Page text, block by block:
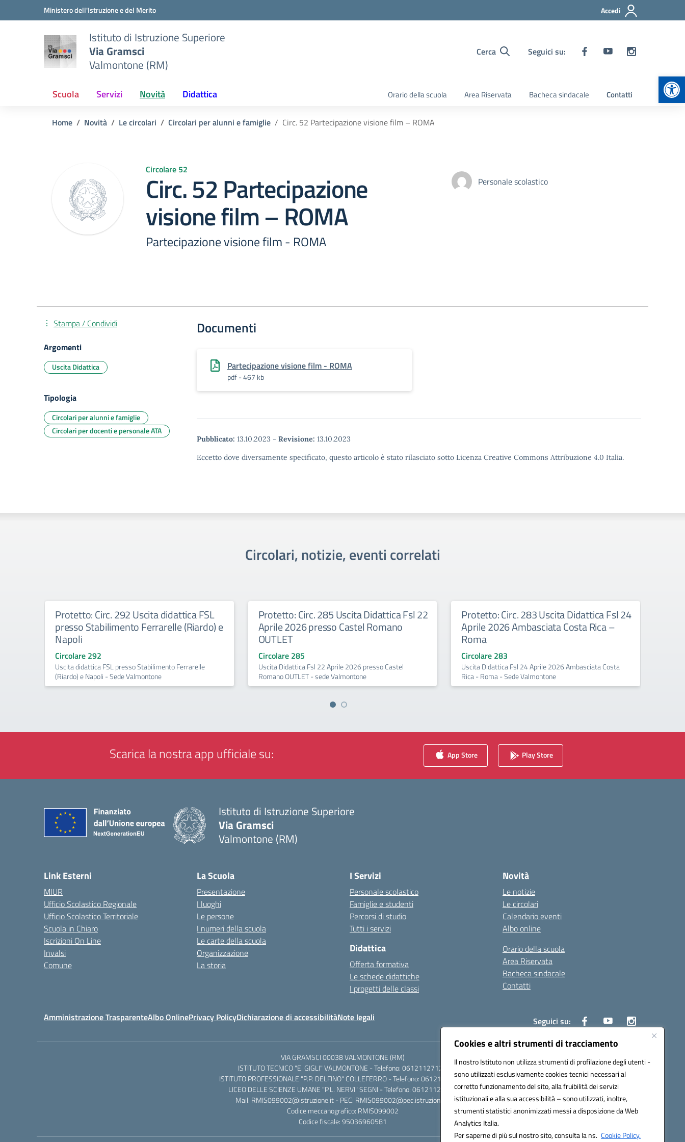
Cookies e altri strumenti di tracciamento
Il nostro Istituto non utilizza strumenti di profilazione degli utenti -
sono utilizzati esclusivamente cookies tecnici necessari al
corretto funzionamento del sito, alla fruibilità dei servizi
istituzionali e alla sua accessibilità – sono utilizzati, inoltre,
strumenti statistici anonimizzati messi a disposizione da Web
Analytics Italia.
Per saperne di più sul nostro sito, consulta la ns. Cookie Policy.
Vai ai contenuti
Vai al menu di navigazioneMinistero dell'Istruzione e del Merito Accedi
Istituto di Istruzione Superiore
Via Gramsci
Valmontone (RM)
Cerca Seguici su:
Scuola Servizi Novità Didattica Orario della scuola Area Riservata Bacheca sindacale Contatti
Home Novità Le circolari Circolari per alunni e famiglie Circ. 52 Partecipazione visione film – ROMA
Circolare 52
Circ. 52 Partecipazione
visione film – ROMA
Partecipazione visione film - ROMA
Personale scolastico
Documenti
Partecipazione visione film - ROMA
pdf - 467 kb
Pubblicato: 13.10.2023 - Revisione: 13.10.2023
Eccetto dove diversamente specificato, questo articolo è stato rilasciato sotto Licenza Creative Commons Attribuzione 4.0 Italia.
Stampa / Condividi
Argomenti
Uscita Didattica
Tipologia
Circolari per alunni e famiglie
Circolari per docenti e personale ATA
Circolari, notizie, eventi correlati
Protetto: Circ. 292 Uscita didattica FSL
presso Stabilimento Ferrarelle (Riardo) e
Napoli
Circolare 292
Uscita didattica FSL presso Stabilimento Ferrarelle
(Riardo) e Napoli - Sede Valmontone
Protetto: Circ. 285 Uscita Didattica Fsl 22
Aprile 2026 presso Castel Romano
OUTLET
Circolare 285
Uscita Didattica Fsl 22 Aprile 2026 presso Castel
Romano OUTLET - sede Valmontone
Protetto: Circ. 283 Uscita Didattica Fsl 24
Aprile 2026 Ambasciata Costa Rica –
Roma
Circolare 283
Uscita Didattica Fsl 24 Aprile 2026 Ambasciata Costa
Rica - Roma - Sede Valmontone
Scarica la nostra app ufficiale su: App Store Play Store
Istituto di Istruzione Superiore
Via Gramsci
Valmontone (RM)
Link Esterni
MIUR
Ufficio Scolastico Regionale
Ufficio Scolastico Territoriale
Scuola in Chiaro
Iscrizioni On Line
Invalsi
Comune
La Scuola
Presentazione
I luoghi
Le persone
I numeri della scuola
Le carte della scuola
Organizzazione
La storia
I Servizi
Personale scolastico
Famiglie e studenti
Percorsi di studio
Tutti i servizi
Didattica
Offerta formativa
Le schede didattiche
I progetti delle classi
Novità
Le notizie
Le circolari
Calendario eventi
Albo online
Orario della scuola
Area Riservata
Bacheca sindacale
Contatti
Amministrazione TrasparenteAlbo OnlinePrivacy PolicyDichiarazione di accessibilitàNote legali Seguici su:
VIA GRAMSCI 00038 VALMONTONE (RM)
ISTITUTO TECNICO "E. GIGLI" VALMONTONE - Telefono: 06121127125
ISTITUTO PROFESSIONALE "P.P. DELFINO" COLLEFERRO - Telefono: 06121126825
LICEO DELLE SCIENZE UMANE "P.L. NERVI" SEGNI - Telefono: 06121126845
Mail: RMIS099002@istruzione.it - PEC: RMIS099002@pec.istruzione.it
Codice meccanografico: RMIS099002
Codice fiscale: 95036960581